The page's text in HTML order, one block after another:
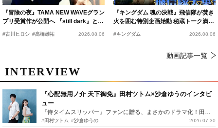
『冒険の夜』TAMA NEW WAVEグラン
プリ受賞作が公開へ 『still dark』と同
時上映決定
#古川ヒロシ #髙橋雄祐 2026.08.06
『キングダム 魂の決戦』飛信隊が焚き
火を囲む特別企画始動 秘蔵トーク満載
の“キングダムキャンプ”開催
#キングダム 2026.08.06
動画記事一覧
INTERVIEW
『心配無用ノ介 天下御免』田村ツトム×沙倉ゆうのインタビ
ュー
『侍タイムスリッパー』ファンに贈る、まさかのドラマ化！田村ツトム×沙倉ゆうのが語る『心配無用ノ介』撮影秘話
#田村ツトム #沙倉ゆうの 2026.07.30